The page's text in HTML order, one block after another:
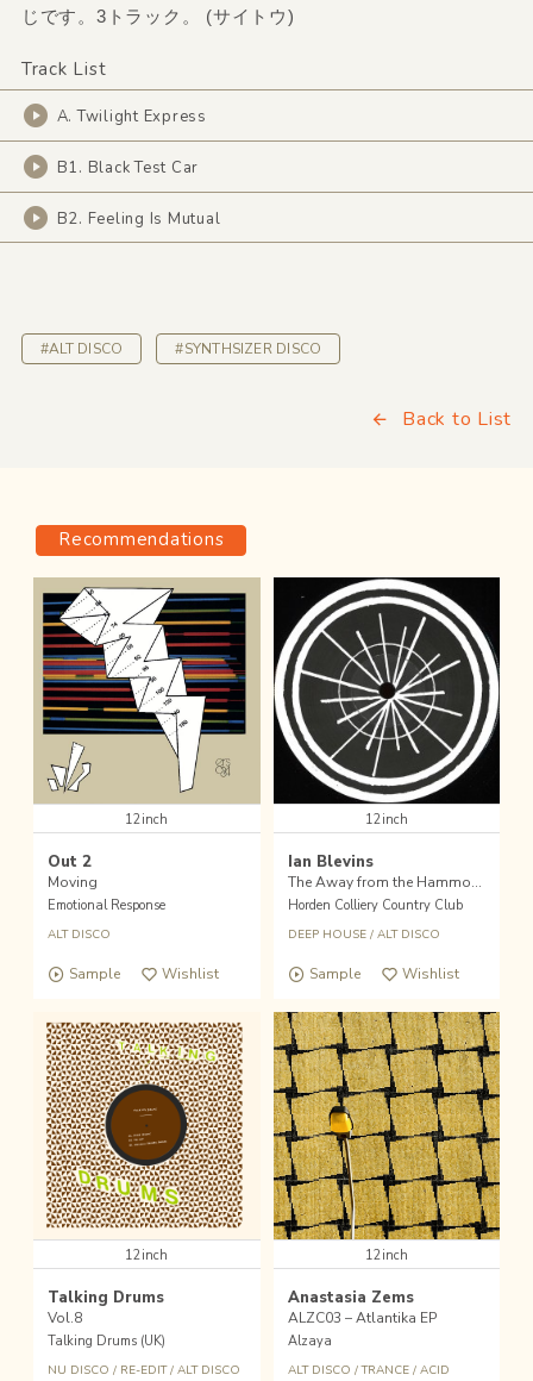
じです。3トラック。 (サイトウ)
Track List
A. Twilight Express
B1. Black Test Car
B2. Feeling Is Mutual
#ALT DISCO #SYNTHSIZER DISCO
Back to List
Recommendations
12inch
Out 2
Moving
Emotional Response
ALT DISCO
Sample Wishlist
12inch
Ian Blevins
The Away from the Hammock District EP
Horden Colliery Country Club
DEEP HOUSE/ ALT DISCO
Sample Wishlist
12inch
Talking Drums
Vol.8
Talking Drums (UK)
NU DISCO / RE-EDIT/ ALT DISCO
12inch
Anastasia Zems
ALZC03 – Atlantika EP
Alzaya
ALT DISCO /TRANCE/ ACID